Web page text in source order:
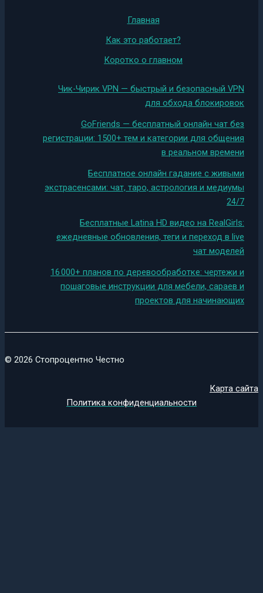
Главная
Как это работает?
Коротко о главном
Чик-Чирик VPN — быстрый и безопасный VPN
для обхода блокировок
GoFriends — бесплатный онлайн чат без
регистрации: 1500+ тем и категории для общения
в реальном времени
Бесплатное онлайн гадание с живыми
экстрасенсами: чат, таро, астрология и медиумы
24/7
Бесплатные Latina HD видео на RealGirls:
ежедневные обновления, теги и переход в live
чат моделей
16 000+ планов по деревообработке: чертежи и
пошаговые инструкции для мебели, сараев и
проектов для начинающих
© 2026 Стопроцентно Честно
Карта сайта
Политика конфиденциальности